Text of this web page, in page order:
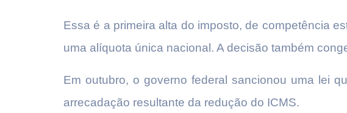
Essa é a primeira alta do imposto, de competência
uma alíquota única nacional. A decisão também
Em outubro, o governo federal sancionou uma lei
arrecadação resultante da redução do ICMS.